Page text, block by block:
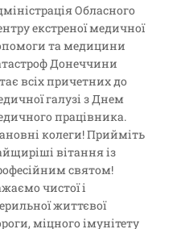
Обласного
екстреної медичної
та медицини
Донеччини
всіх причетних до
галузі з Днем
працівника.
колеги! Прийміть
вітання із
святом!
чистої і
життєвої
міцного імунітету